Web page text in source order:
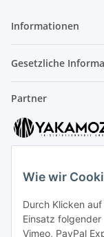
Wie wir
Durch Klicken
Einsatz folgender
Vimeo, PayPal
Informationen
Gesetzliche
Partner
Kundenservice